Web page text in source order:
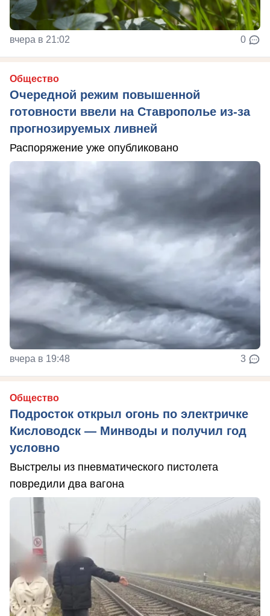
вчера в 21:02 0
Общество
Очередной режим повышенной
готовности ввели на Ставрополье из-за
прогнозируемых ливней
Распоряжение уже опубликовано
вчера в 19:48 3
Общество
Подросток открыл огонь по электричке
Кисловодск — Минводы и получил год
условно
Выстрелы из пневматического пистолета
повредили два вагона